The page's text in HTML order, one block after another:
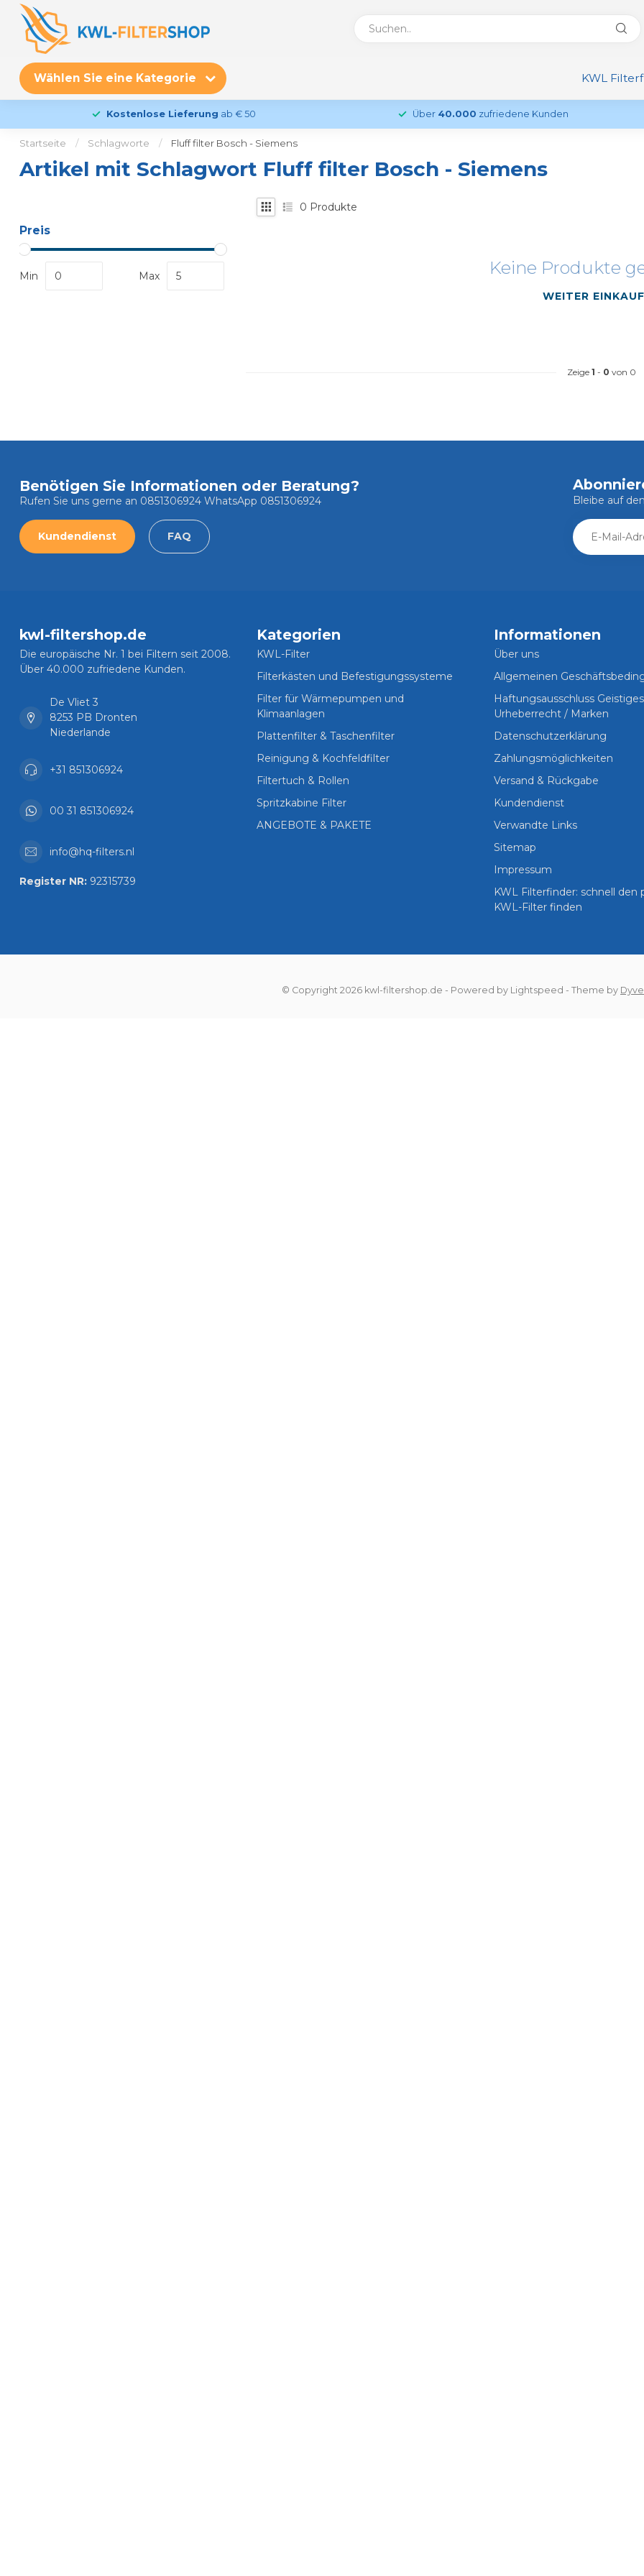
Wählen Sie eine Kategorie KWL
Kostenlose Lieferung ab € 50 Über 40.000 zufriedene Kunden
Startseite / Schlagworte / Fluff filter Bosch - Siemens
Artikel mit Schlagwort Fluff filter Bosch - Siemens
Preis
Min Max
0 Produkte
Keine Produkte
WEITER
Zeige 1 - 0 von 0
Benötigen Sie Informationen oder Beratung?
Rufen Sie uns gerne an 0851306924 WhatsApp 0851306924
Kundendienst FAQ
Bleibe auf
kwl-filtershop.de
Die europäische Nr. 1 bei Filtern seit 2008.
Über 40.000 zufriedene Kunden.
De Vliet 3
8253 PB Dronten
Niederlande
+31 851306924
00 31 851306924
info@hq-filters.nl
Register NR: 92315739
Kategorien
KWL-Filter
Filterkästen und Befestigungssysteme
Filter für Wärmepumpen und
Klimaanlagen
Plattenfilter & Taschenfilter
Reinigung & Kochfeldfilter
Filtertuch & Rollen
Spritzkabine Filter
ANGEBOTE & PAKETE
Informationen
Über uns
Allgemeinen
Haftungsausschluss
Urheberrecht / Marken
Datenschutzerklärung
Zahlungsmöglichkeiten
Versand & Rückgabe
Kundendienst
Verwandte Links
Sitemap
Impressum
KWL Filterfinder: schnell den
KWL-Filter finden
© Copyright 2026 kwl-filtershop.de - Powered by Lightspeed - Theme by